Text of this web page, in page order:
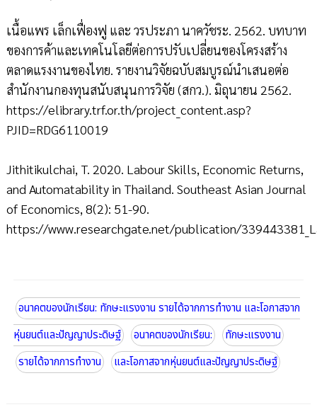
เนื้อแพร เล็กเฟื่องฟู และ วรประภา นาควัชระ. 2562. บทบาท
ของการค้าและเทคโนโลยีต่อการปรับเปลี่ยนของโครงสร้าง
ตลาดแรงงานของไทย. รายงานวิจัยฉบับสมบูรณ์นำเสนอต่อ
สำนักงานกองทุนสนับสนุนการวิจัย (สกว.). มิถุนายน 2562.
https://elibrary.trf.or.th/project_content.asp?
PJID=RDG6110019
Jithitikulchai, T. 2020. Labour Skills, Economic Returns,
and Automatability in Thailand. Southeast Asian Journal
of Economics, 8(2): 51-90.
https://www.researchgate.net/publication/
อนาคตของนักเรียน: ทักษะแรงงาน รายได้จากการทำงาน และโอกาสจาก
หุ่นยนต์และปัญญาประดิษฐ์
อนาคตของนักเรียน:
ทักษะแรงงาน
รายได้จากการทำงาน
และโอกาสจากหุ่นยนต์และปัญญาประดิษฐ์